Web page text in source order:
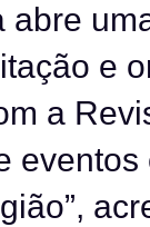
e
a